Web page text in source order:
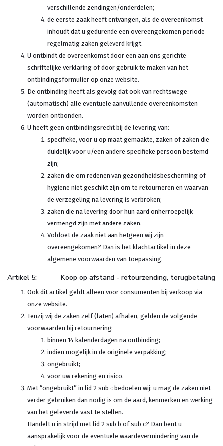
verschillende zendingen/onderdelen;
de eerste zaak heeft ontvangen, als de overeenkomst
inhoudt dat u gedurende een overeengekomen periode
regelmatig zaken geleverd krijgt.
U ontbindt de overeenkomst door een aan ons gerichte
schriftelijke verklaring of door gebruik te maken van het
ontbindingsformulier op onze website.
De ontbinding heeft als gevolg dat ook van rechtswege
(automatisch) alle eventuele aanvullende overeenkomsten
worden ontbonden.
U heeft geen ontbindingsrecht bij de levering van:
specifieke, voor u op maat gemaakte, zaken of zaken die
duidelijk voor u/een andere specifieke persoon bestemd
zijn;
zaken die om redenen van gezondheidsbescherming of
hygiëne niet geschikt zijn om te retourneren en waarvan
de verzegeling na levering is verbroken;
zaken die na levering door hun aard onherroepelijk
vermengd zijn met andere zaken.
Voldoet de zaak niet aan hetgeen wij zijn
overeengekomen? Dan is het klachtartikel in deze
algemene voorwaarden van toepassing.
Artikel 5: Koop op afstand - retourzending, terugbetaling
Ook dit artikel geldt alleen voor consumenten bij verkoop via
onze website.
Tenzij wij de zaken zelf (laten) afhalen, gelden de volgende
voorwaarden bij retournering:
binnen 14 kalenderdagen na ontbinding;
indien mogelijk in de originele verpakking;
ongebruikt;
voor uw rekening en risico.
Met “ongebruikt” in lid 2 sub c bedoelen wij: u mag de zaken niet
verder gebruiken dan nodig is om de aard, kenmerken en werking
van het geleverde vast te stellen.
Handelt u in strijd met lid 2 sub b of sub c? Dan bent u
aansprakelijk voor de eventuele waardevermindering van de